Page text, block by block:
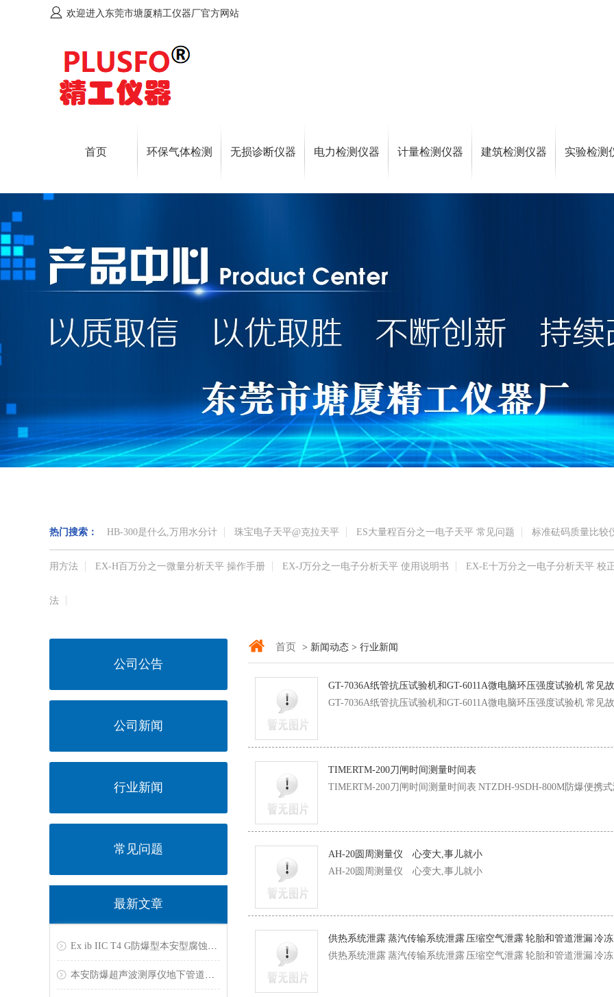
欢迎进入东莞市塘厦精工仪器厂官方网站
首页 环保气体检测 无损诊断仪器 电力检测仪器 计量检测仪器 建筑检测仪器 实验检测
热门搜索： HB-300是什么,万用水分计 珠宝电子天平@克拉天平 ES大量程百分之一电子天平 常见问题 标准砝码质量比较
用方法 EX-H百万分之一微量分析天平 操作手册 EX-J万分之一电子分析天平 使用说明书 EX-E十万分之一电子分析天平 校
法
公司公告
公司新闻
行业新闻
常见问题
最新文章
Ex ib IIC T4 G防爆型本安型腐蚀金属超声波测厚仪
本安防爆超声波测厚仪地下管道超声泄漏探测仪地下管道防腐层检测仪
首页 > 新闻动态 > 行业新闻
GT-7036A纸管抗压试验机和GT-6011A微电脑环压强度试验机 常见
GT-7036A纸管抗压试验机和GT-6011A微电脑环压强度试验机 常见
TIMERTM-200刀闸时间测量时间表
TIMERTM-200刀闸时间测量时间表 NTZDH-9SDH-800M防爆便携
AH-20圆周测量仪 心变大,事儿就小
AH-20圆周测量仪 心变大,事儿就小
供热系统泄露 蒸汽传输系统泄露 压缩空气泄露 轮胎和管道泄漏 冷
供热系统泄露 蒸汽传输系统泄露 压缩空气泄露 轮胎和管道泄漏 冷